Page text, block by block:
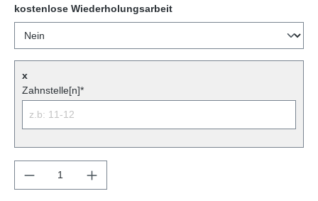
kostenlose Wiederholungsarbeit
x
Zahnstelle[n]*